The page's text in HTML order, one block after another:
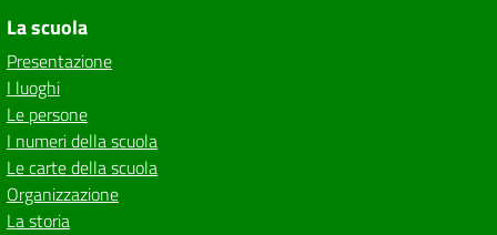
La scuola
Presentazione
I luoghi
Le persone
I numeri della scuola
Le carte della scuola
Organizzazione
La storia